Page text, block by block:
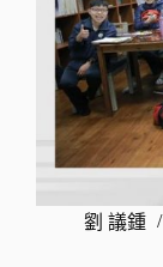
劉 議鍾